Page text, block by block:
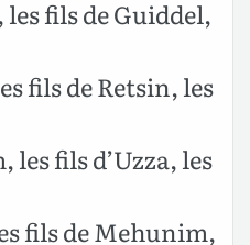
fils de Guiddel,
fils de Retsin, les
les fils d’Uzza, les
fils de Mehunim,